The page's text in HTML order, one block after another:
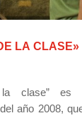
LA CLASE»
clase” es
año 2008,